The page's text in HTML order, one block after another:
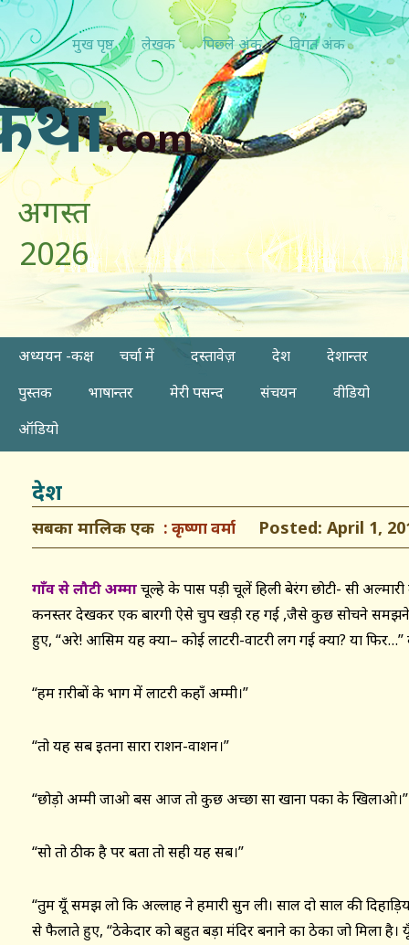
मुख पृष्ठ लेखक पिछ्ले अंक विगत अंक
.com
अगस्त
2026
अध्ययन -कक्ष चर्चा में दस्तावेज़ देश
देशान्तर
पुस्तक
भाषान्तर मेरी पसन्द संचयन
वीडियो
ऑडियो
देश
सबका मालिक एक कृष्णा वर्मा Posted: April 1,
गाँव से लौटी अम्माचूल्हे के पास पड़ी चूलें हिली बेरंग छोटी- सी
कनस्तर देखकर एक बारगी ऐसे चुप खड़ी रह गई ,जैसे कुछ सोचने समझने
हुए, “अरे! आसिम यह क्या– कोई लाटरी-वाटरी लग गई क्या? या
“हम ग़रीबों के भाग में लाटरी कहाँ अम्मी।”
“तो यह सब इतना सारा राशन-वाशन।”
“छोड़ो अम्मी जाओ बस आज तो कुछ अच्छा सा खाना पका के खिलाओ।”
“सो तो ठीक है पर बता तो सही यह सब।”
“तुम यूँ समझ लो कि अल्लाह ने हमारी सुन ली। साल दो साल की
से फैलाते हुए, “ठेकेदार को बहुत बड़ा मंदिर बनाने का ठेका जो मिला है।